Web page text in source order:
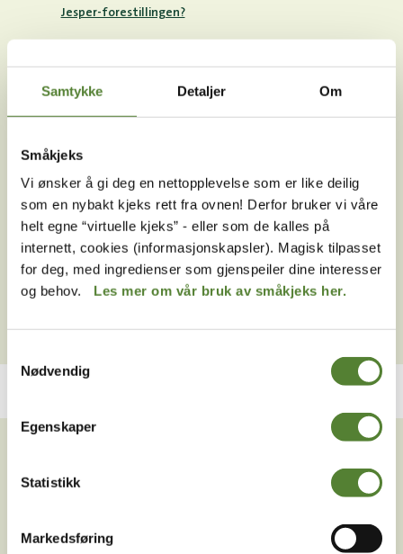
Samtykke Detaljer Om
Småkjeks
Vi ønsker å gi deg en nettopplevelse som er like deilig
som en nybakt kjeks rett fra ovnen! Derfor bruker vi våre
helt egne “virtuelle kjeks” - eller som de kalles på
internett, cookies (informasjonskapsler). Magisk tilpasset
for deg, med ingredienser som gjenspeiler dine interesser
og behov. Les mer om vår bruk av småkjeks her.
Nødvendig
Egenskaper
Statistikk
Markedsføring
Jesper-forestillingen?
på Sirkus Jesper-forestillingen?
Er det rullestolplasser på Sirkus Jesper-
forestillingen?
Er det ledsagerordning på kveldsforestillingene?
Hva koster Sirkus Jesper-forestillingen?
Hvor lenge varer Sirkus Jesper-forestillingen?
Hvor spilles Sirkus Jesper-forestillingen?
Når spilles Sirkus Jesper-forestillingen?
VIL DU HA NYHETSBREV FRA
Melder du deg på Dyreparkens nyhetsbrev får du
av mange fordeler.